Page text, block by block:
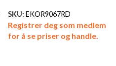
SKU: EKOR9067RD
Registrer deg som medlem
for å se priser og handle.